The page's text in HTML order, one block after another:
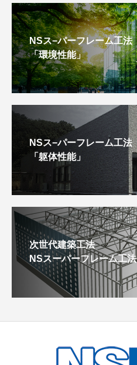
NSス−パーフレーム工法
「環境性能」
NSス−パーフレーム工法
「躯体性能」
次世代建築工法
NSスーパーフレーム工法